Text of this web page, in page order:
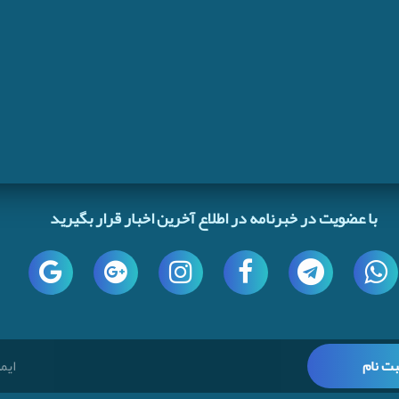
با عضویت در خبرنامه در اطلاع آخرین اخبار قرار بگیرید
نام